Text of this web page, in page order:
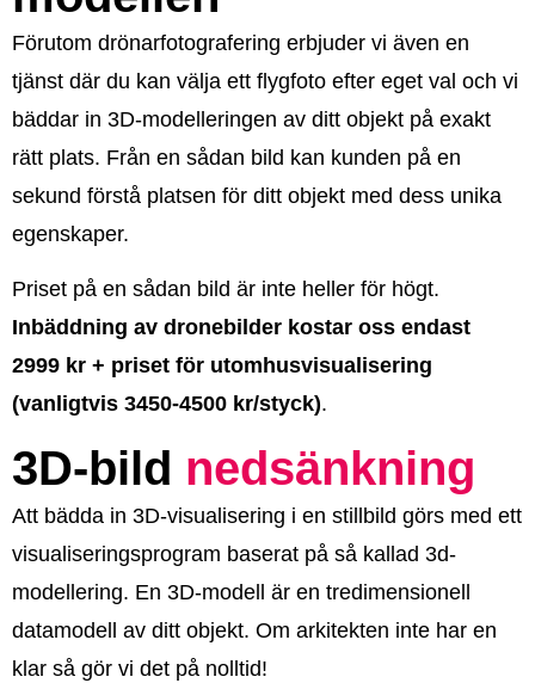
Förutom drönarfotografering erbjuder vi även en
tjänst där du kan välja ett flygfoto efter eget val och vi
bäddar in 3D-modelleringen av ditt objekt på exakt
rätt plats. Från en sådan bild kan kunden på en
sekund förstå platsen för ditt objekt med dess unika
egenskaper.
Priset på en sådan bild är inte heller för högt.
Inbäddning av dronebilder kostar oss endast
2999 kr + priset för utomhusvisualisering
(vanligtvis 3450-4500 kr/styck).
3D-bild nedsänkning
Att bädda in 3D-visualisering i en stillbild görs med ett
visualiseringsprogram baserat på så kallad 3d-
modellering. En 3D-modell är en tredimensionell
datamodell av ditt objekt. Om arkitekten inte har en
klar så gör vi det på nolltid!